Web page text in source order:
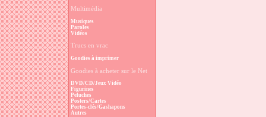
Multimédia
Musiques
Paroles
Vidéos
Trucs en vrac
Goodies à imprimer
Goodies à acheter sur le Net
DVD/CD/Jeux Vidéo
Figurines
Peluches
Posters/Cartes
Portes-clés/Gashapons
Autres